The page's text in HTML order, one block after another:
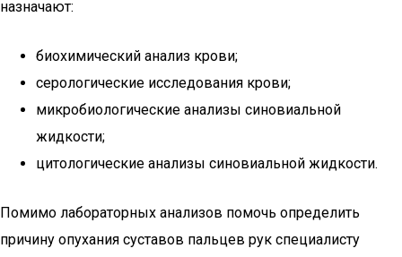
назначают:
биохимический анализ крови;
серологические исследования крови;
микробиологические анализы синовиальной
жидкости;
цитологические анализы синовиальной жидкости.
Помимо лабораторных анализов помочь определить
причину опухания суставов пальцев рук специалисту